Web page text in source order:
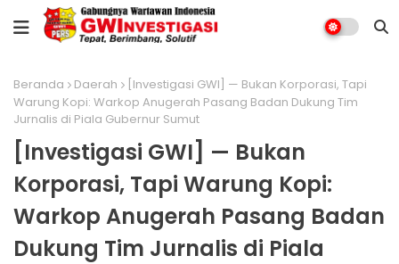
Beranda Daerah
[Investigasi GWI] — Bukan Korporasi, Tapi
Warung Kopi: Warkop Anugerah Pasang Badan Dukung Tim
Jurnalis di Piala Gubernur Sumut
[Investigasi GWI] — Bukan
Korporasi, Tapi Warung Kopi:
Warkop Anugerah Pasang Badan
Dukung Tim Jurnalis di Piala